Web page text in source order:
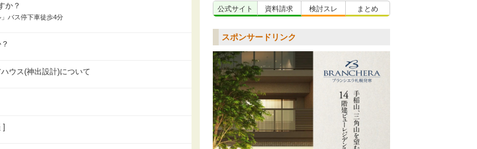
か？
バス停下車徒歩4分
ウス(神出設計)について
]
公式サイト 資料請求 検討スレ まとめ
スポンサードリンク